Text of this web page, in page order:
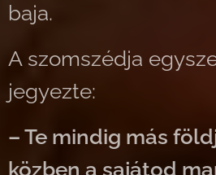
baja.
A szomszédja
jegyezte:
– Te mindig más
közben a sajátod